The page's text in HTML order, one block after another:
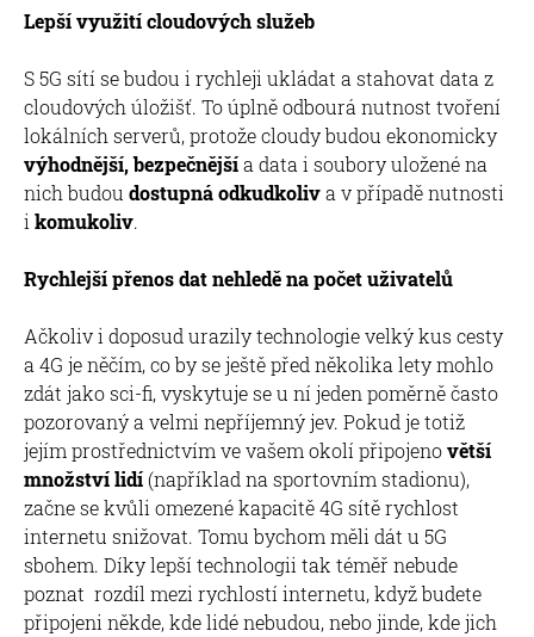
Lepší využití cloudových služeb
S 5G sítí se budou i rychleji ukládat a stahovat data z
cloudových úložišť. To úplně odbourá nutnost tvoření
lokálních serverů, protože cloudy budou ekonomicky
výhodnější, bezpečnějšía data i soubory uložené na
nich budou dostupná odkudkoliva v případě nutnosti
i komukoliv.
Rychlejší přenos dat nehledě na počet uživatelů
Ačkoliv i doposud urazily technologie velký kus cesty
a 4G je něčím, co by se ještě před několika lety mohlo
zdát jako sci-fi, vyskytuje se u ní jeden poměrně často
pozorovaný a velmi nepříjemný jev. Pokud je totiž
jejím prostřednictvím ve vašem okolí připojenovětší
množství lidí(například na sportovním stadionu),
začne se kvůli omezené kapacitě 4G sítě rychlost
internetu snižovat. Tomu bychom měli dát u 5G
sbohem. Díky lepší technologii tak téměř nebude
poznat rozdíl mezi rychlostí internetu, když budete
připojeni někde, kde lidé nebudou, nebo jinde, kde jich